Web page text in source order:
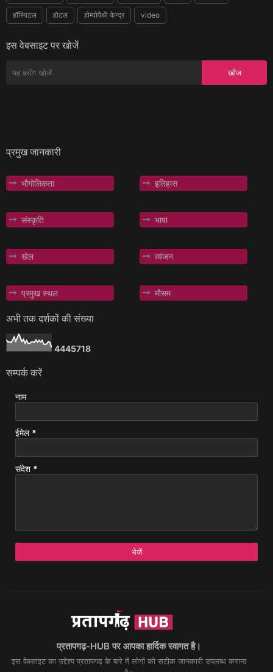
हॉस्पिटल होटल होम्योपैथी केन्द्र video
इस वेबसाइट पर खोजें
प्रमुख जानकारी
भौगोलिकता इतिहास
संस्कृति भाषा
खेल व्यंजन
प्रमुख स्थल मौसम
अभी तक दर्शकों की संख्या
4445718
सम्पर्क करें
नाम
ईमेल *
संदेश *
प्रतापगढ़-HUB पर आपका हार्दिक स्वागत है।
इस वेबसाइट का उद्देश्य प्रतापगढ़ के बारे में लोगों को सटीक जानकारी उपलब्ध कराना